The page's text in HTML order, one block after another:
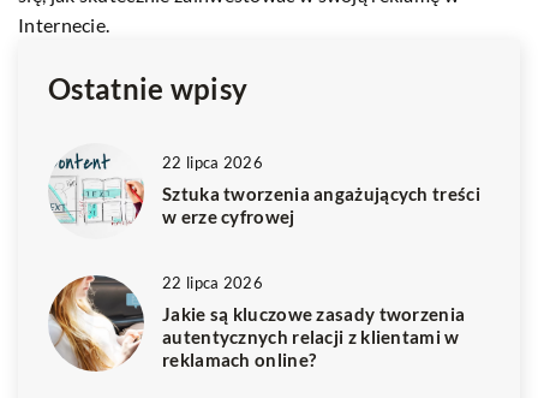
Ostatnie wpisy
22 lipca 2026
Sztuka tworzenia angażujących treści
w erze cyfrowej
22 lipca 2026
Jakie są kluczowe zasady tworzenia
autentycznych relacji z klientami w
reklamach online?